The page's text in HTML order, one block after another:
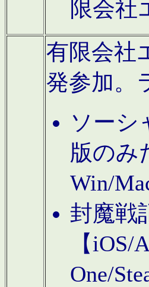
限会社
有限会社
発参加。
ソーシ
版のみ
Win/
封魔戦
【iOS/
One/